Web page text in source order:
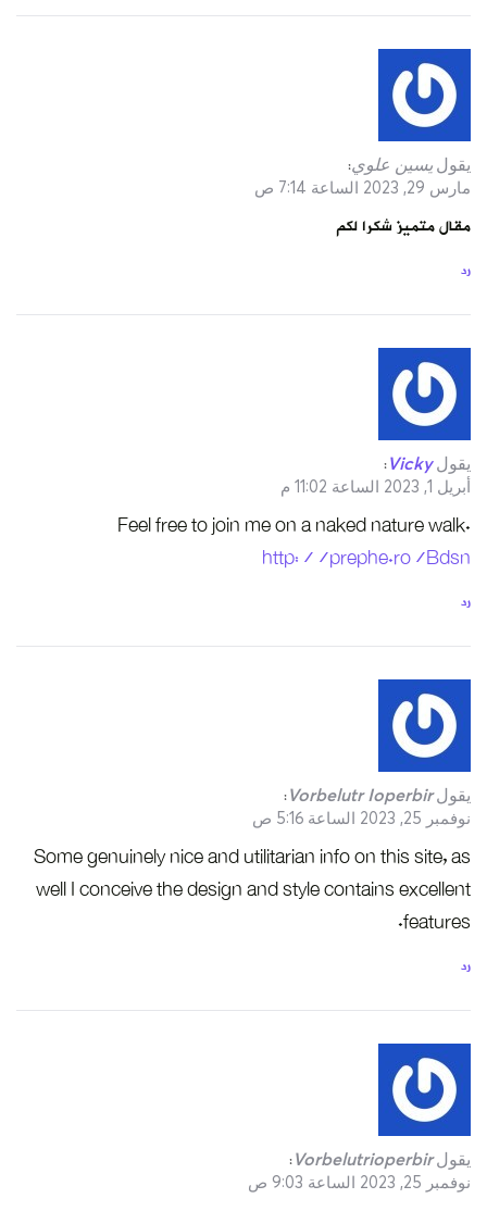
يقول يسين علوي:
مارس 29, 2023 الساعة 7:14 ص
مقال متميز شكرا لكم
رد
يقول Vicky
:
أبريل 1, 2023 الساعة 11:02 م
Feel free to join me on a naked nature walk.
http://prephe.ro/Bdsn
رد
يقول Vorbelutr Ioperbir
:
نوفمبر 25, 2023 الساعة 5:16 ص
Some genuinely nice and utilitarian info on this site, as
well I conceive the design and style contains excellent
features.
رد
يقول Vorbelutrioperbir
:
نوفمبر 25, 2023 الساعة 9:03 ص